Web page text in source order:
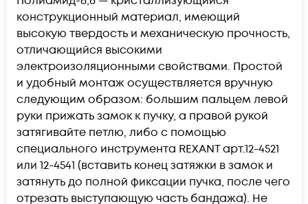
конструкционный материал, имеющий
высокую твердость и механическую прочность,
отличающийся высокими
электроизоляционными свойствами. Простой
и удобный монтаж осуществляется вручную
следующим образом: большим пальцем левой
руки прижать замок к пучку, а правой рукой
затягивайте петлю, либо с помощью
специального инструмента REXANT арт.12-4521
или 12-4541 (вставить конец затяжки в замок и
затянуть до полной фиксации пучка, после чего
отрезать выступающую часть бандажа). Не